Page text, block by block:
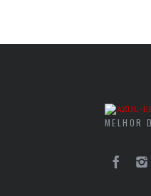
MELHOR